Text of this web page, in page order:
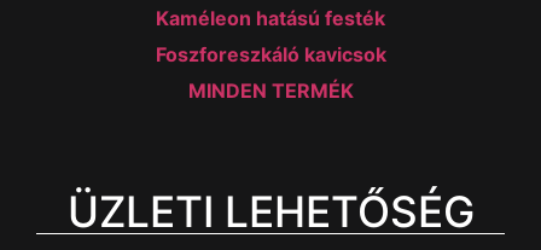
Kaméleon hatású festék
Foszforeszkáló kavicsok
MINDEN TERMÉK
ÜZLETI LEHETŐSÉG